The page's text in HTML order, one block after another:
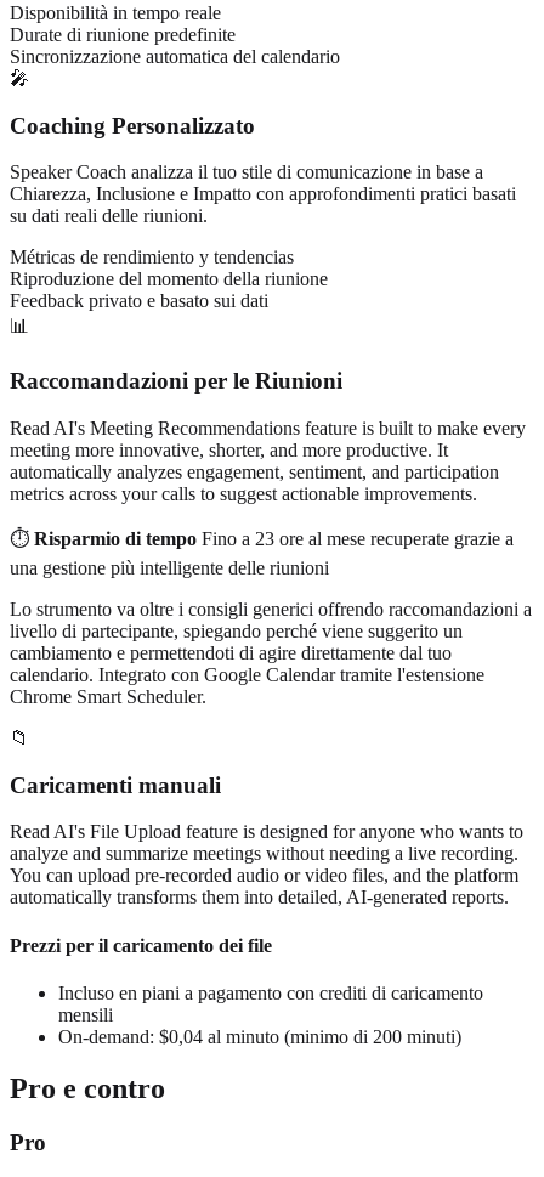
Disponibilità in tempo reale
Durate di riunione predefinite
Sincronizzazione automatica del calendario
🎤
Coaching Personalizzato
Speaker Coach analizza il tuo stile di comunicazione in base a
Chiarezza, Inclusione e Impatto con approfondimenti pratici basati
su dati reali delle riunioni.
Métricas de rendimiento y tendencias
Riproduzione del momento della riunione
Feedback privato e basato sui dati
📊
Raccomandazioni per le Riunioni
Read AI's Meeting Recommendations feature is built to make every
meeting more innovative, shorter, and more productive. It
automatically analyzes engagement, sentiment, and participation
metrics across your calls to suggest actionable improvements.
⏱️ Risparmio di tempo Fino a 23 ore al mese recuperate grazie a
una gestione più intelligente delle riunioni
Lo strumento va oltre i consigli generici offrendo raccomandazioni a
livello di partecipante, spiegando perché viene suggerito un
cambiamento e permettendoti di agire direttamente dal tuo
calendario. Integrato con Google Calendar tramite l'estensione
Chrome Smart Scheduler.
📁
Caricamenti manuali
Read AI's File Upload feature is designed for anyone who wants to
analyze and summarize meetings without needing a live recording.
You can upload pre-recorded audio or video files, and the platform
automatically transforms them into detailed, AI-generated reports.
Prezzi per il caricamento dei file
Incluso en piani a pagamento con crediti di caricamento
mensili
On-demand: $0,04 al minuto (minimo di 200 minuti)
Pro e contro
Pro